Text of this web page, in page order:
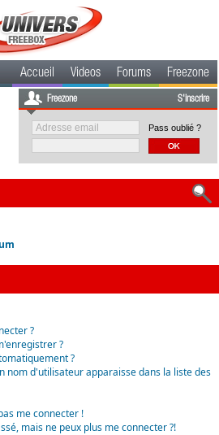
Accueil Videos Forums Freezone
Freezone S'inscrire
Pass oublié ?
?
?
?
nom d'utilisateur apparaisse dans la liste des
me connecter !
mais ne peux plus me connecter ?!